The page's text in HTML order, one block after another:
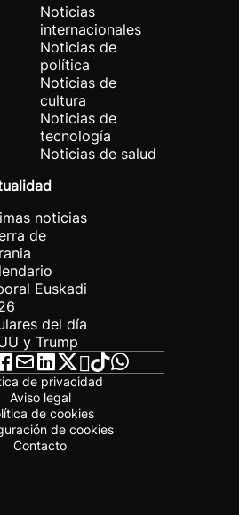
Noticias
internacionales
Noticias de
política
Noticias de
cultura
Noticias de
tecnología
Noticias de salud
noticias
de
Euskadi
del día
y Trump
de privacidad
Aviso legal
de cookies
de cookies
Contacto